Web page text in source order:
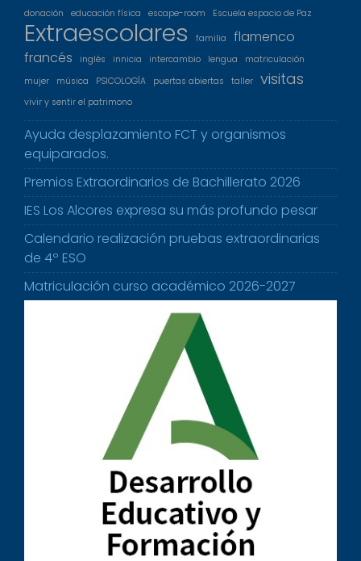
donación
educación física escape-room Escuela espacio de Paz
Extraescolares familia
flamenco
francés
inglés innicia intercambio lengua
matriculación
mujer
música PSICOLOGÍA puertas abiertas taller visitas
vivir y sentir el patrimono
Ayuda desplazamiento FCT y organismos
equiparados.
Premios Extraordinarios de Bachillerato 2026
IES Los Alcores expresa su más profundo pesar
Calendario realización pruebas extraordinarias
de 4º ESO
Matriculación curso académico 2026-2027